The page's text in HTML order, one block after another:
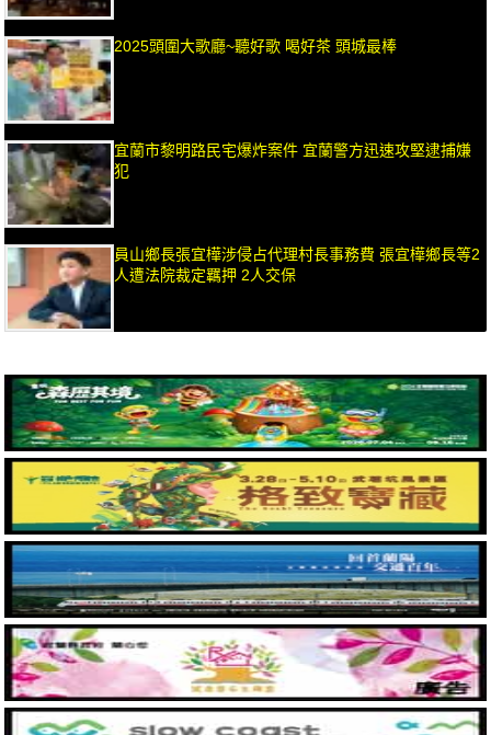
2025頭圍大歌廳~聽好歌 喝好茶 頭城最棒
宜蘭市黎明路民宅爆炸案件 宜蘭警方迅速攻堅逮捕嫌
犯
員山鄉長張宜樺涉侵占代理村長事務費 張宜樺鄉長等2
人遭法院裁定羈押 2人交保